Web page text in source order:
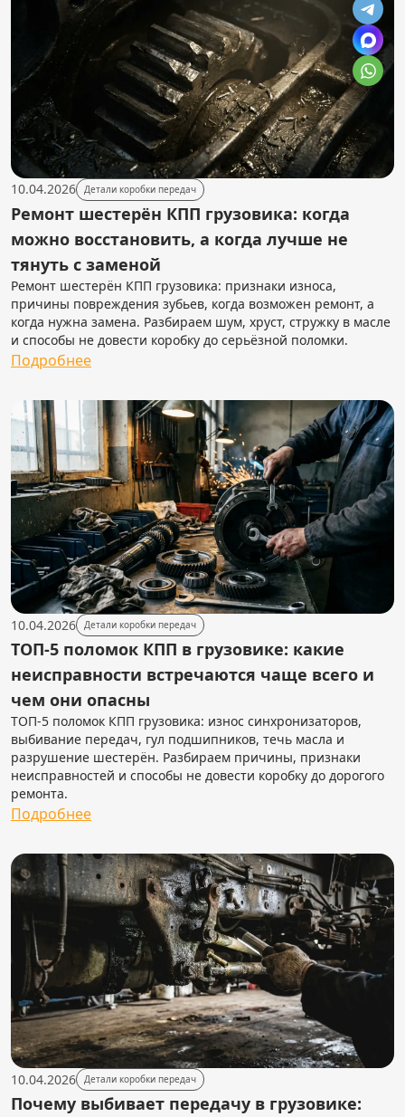
10.04.2026 Детали коробки передач
Ремонт шестерён КПП грузовика: когда
можно восстановить, а когда лучше не
тянуть с заменой
Ремонт шестерён КПП грузовика: признаки износа,
причины повреждения зубьев, когда возможен ремонт, а
когда нужна замена. Разбираем шум, хруст, стружку в масле
и способы не довести коробку до серьёзной поломки.
Подробнее
10.04.2026 Детали коробки передач
ТОП-5 поломок КПП в грузовике: какие
неисправности встречаются чаще всего и
чем они опасны
ТОП-5 поломок КПП грузовика: износ синхронизаторов,
выбивание передач, гул подшипников, течь масла и
разрушение шестерён. Разбираем причины, признаки
неисправностей и способы не довести коробку до дорогого
ремонта.
Подробнее
10.04.2026 Детали коробки передач
Почему выбивает передачу в грузовике: